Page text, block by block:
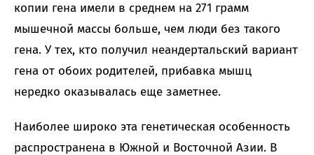
копии гена имели в среднем на 271 грамм
мышечной массы больше, чем люди без такого
гена. У тех, кто получил неандертальский вариант
гена от обоих родителей, прибавка мышц
нередко оказывалась еще заметнее.
Наиболее широко эта генетическая особенность
распространена в Южной и Восточной Азии. В